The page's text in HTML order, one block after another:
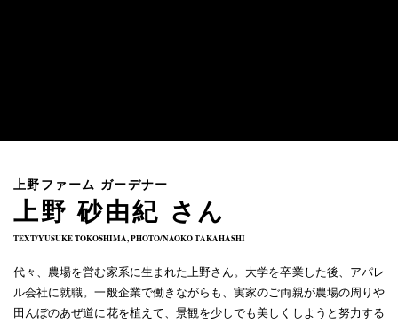
上野ファーム ガーデナー
上野 砂由紀 さん
TEXT/YUSUKE TOKOSHIMA, PHOTO/NAOKO TAKAHASHI
代々、農場を営む家系に生まれた上野さん。大学を卒業した後、アパレ
ル会社に就職。一般企業で働きながらも、実家のご両親が農場の周りや
田んぼのあぜ道に花を植えて、景観を少しでも美しくしようと努力する